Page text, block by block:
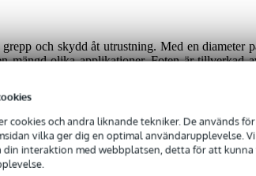
cookies och andra liknande tekniker. De används
vilka ger dig en optimal användarupplevelse.
din interaktion med webbplatsen, detta för att
och skydd åt utrustning. Med en diameter
mängd olika applikationer. Foten är tillverkad
Den är inte stapelbar, men ger en stadig